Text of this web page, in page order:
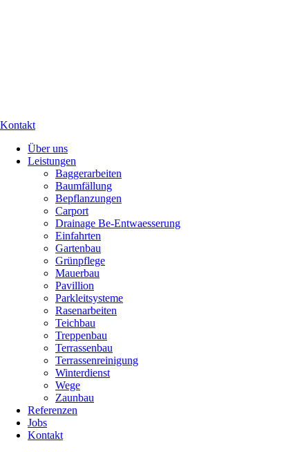
Kontakt
Über uns
Leistungen
Baggerarbeiten
Baumfällung
Bepflanzungen
Carport
Drainage Be-Entwaesserung
Einfahrten
Gartenbau
Grünpflege
Mauerbau
Pavillion
Parkleitsysteme
Rasenarbeiten
Teichbau
Treppenbau
Terrassenbau
Terrassenreinigung
Winterdienst
Wege
Zaunbau
Referenzen
Jobs
Kontakt